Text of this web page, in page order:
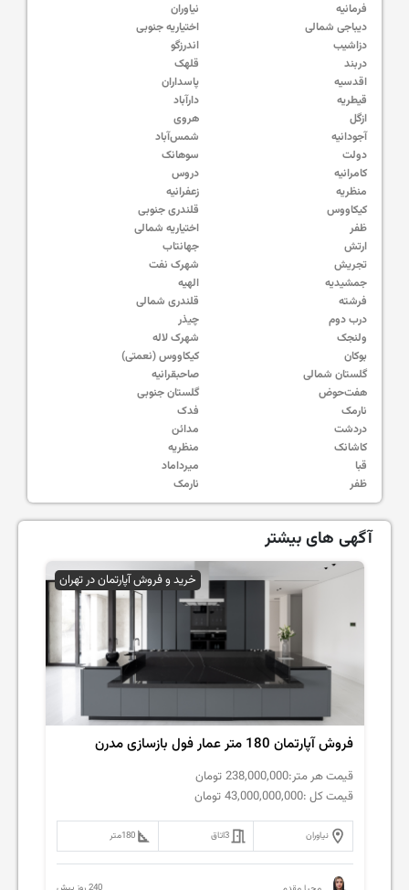
فرمانیه
نیاوران
دیباجی شمالی
اختیاریه جنوبی
دزاشیب
اندرزگو
دربند
قلهک
اقدسیه
پاسداران
قیطریه
دارآباد
ازگل
هروی
آجودانیه
شمس‌آباد
دولت
سوهانک
کامرانیه
دروس
منظریه
زعفرانیه
کیکاووس
قلندری جنوبی
ظفر
اختیاریه شمالی
ارتش
جهانتاب
تجریش
شهرک نفت
جمشیدیه
الهیه
فرشته
قلندری شمالی
درب دوم
چیذر
ولنجک
شهرک لاله
بوکان
کیکاووس (نعمتی)
گلستان شمالی
صاحبقرانیه
هفت‌حوض
گلستان جنوبی
نارمک
فدک
دردشت
مدائن
کاشانک
منظریه
قبا
میرداماد
ظفر
نارمک
آگهی های بیشتر
خرید و فروش آپارتمان در تهران
فروش‌ آپارتمان 180 متر عمار فول بازسازی مدرن
قیمت هر متر:238,000,000 تومان
قیمت کل :43,000,000,000 تومان
نیاوران 3اتاق 180متر